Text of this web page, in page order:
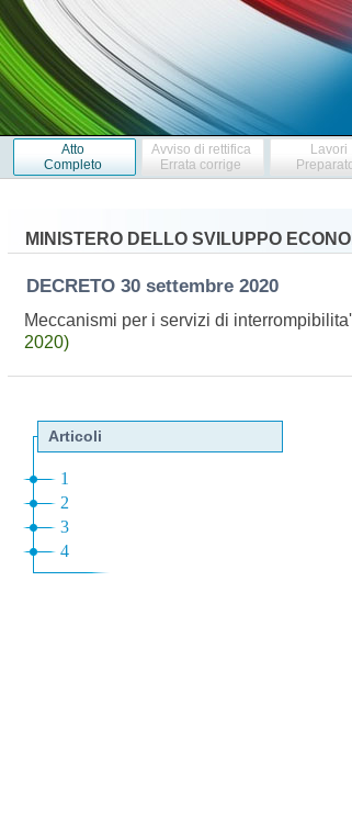
Atto
Completo
Avviso di rettifica
Errata corrige
Lavori
MINISTERO DELLO SVILUPPO
DECRETO 30 settembre 2020
Meccanismi per i servizi di
2020)